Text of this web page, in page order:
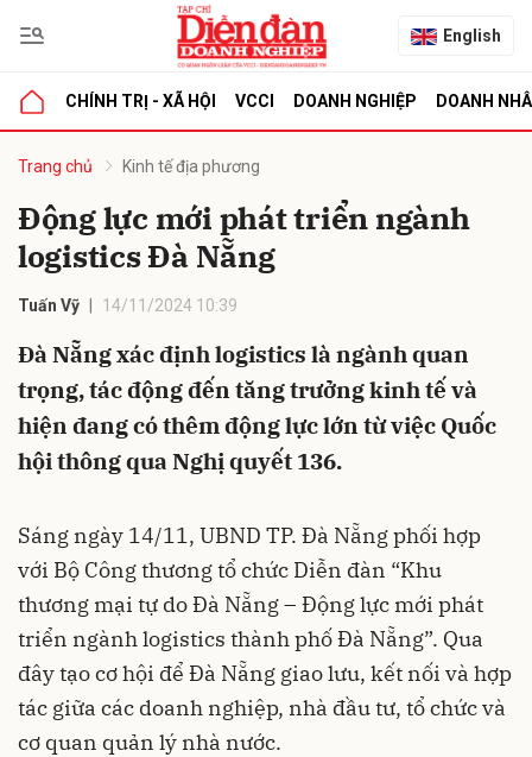
English
CHÍNH TRỊ - XÃ HỘI VCCI DOANH NGHIỆP DOANH
Trang chủ Kinh tế địa phương
Động lực mới phát triển ngành
logistics Đà Nẵng
Tuấn Vỹ 14/11/2024 10:39
Đà Nẵng xác định logistics là ngành quan
trọng, tác động đến tăng trưởng kinh tế và
hiện đang có thêm động lực lớn từ việc Quốc
hội thông qua Nghị quyết 136.
Sáng ngày 14/11, UBND TP. Đà Nẵng phối hợp
với Bộ Công thương tổ chức Diễn đàn “Khu
thương mại tự do Đà Nẵng – Động lực mới phát
triển ngành logistics thành phố Đà Nẵng”. Qua
đây tạo cơ hội để Đà Nẵng giao lưu, kết nối và hợp
tác giữa các doanh nghiệp, nhà đầu tư, tổ chức và
cơ quan quản lý nhà nước.
luận
Hủy